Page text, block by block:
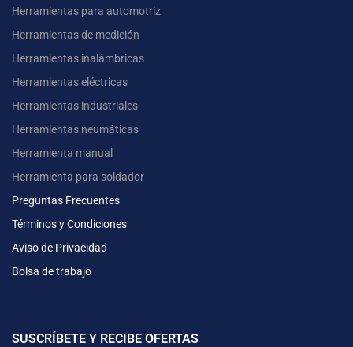
Herramientas para automotriz
Herramientas de medición
Herramientas inalámbricas
Herramientas eléctricas
Herramientas industriales
Herramientas neumáticas
Herramienta manual
Herramienta para soldador
Preguntas Frecuentes
Términos y Condiciones
Aviso de Privacidad
Bolsa de trabajo
SUSCRÍBETE Y RECIBE OFERTAS